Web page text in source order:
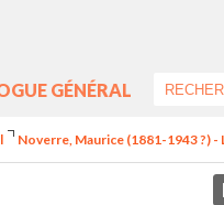
GÉNÉRAL
Noverre, Maurice (1881-1943 ?) -